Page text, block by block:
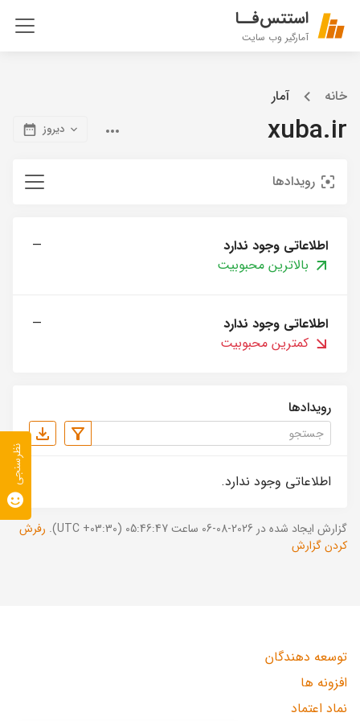
استتس‌فــا
آمارگیر وب سایت
خانه آمار
xuba.ir دیروز
رویدادها
اطلاعاتی وجود ندارد
—
بالاترین محبوبیت
اطلاعاتی وجود ندارد
—
کمترین محبوبیت
رویدادها
اطلاعاتی وجود ندارد.
گزارش ایجاد شده در 2026-08-06 ساعت 05:46:47 (UTC +03:30).
رفرش
کردن گزارش
توسعه دهندگان
افزونه ها
نماد اعتماد
نظرسنجی